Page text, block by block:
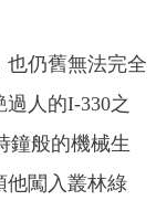
也仍舊無法完全
人的I-330之
鐘般的機械生
他闖入叢林綠